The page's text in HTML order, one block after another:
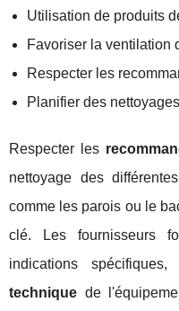
Utilisation de produits
Favoriser la ventilation
Respecter les
Planifier des
Respecter les
nettoyage des
comme les parois ou le
clé. Les fournisseurs
indications
technique de